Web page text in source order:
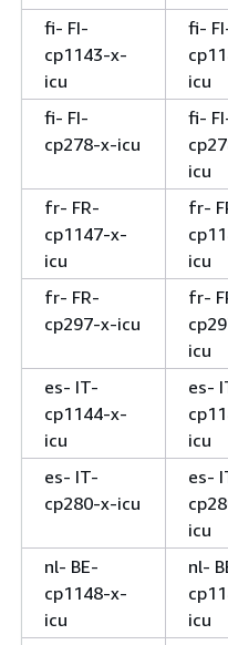
fi- FI-
cp1143-x-
icu
fi-
icu
fi- FI-
cp278-x-icu
fi-
icu
fr- FR-
cp1147-x-
icu
fr-
icu
fr- FR-
cp297-x-icu
fr-
icu
es- IT-
cp1144-x-
icu
es-
icu
es- IT-
cp280-x-icu
es-
icu
nl- BE-
cp1148-x-
icu
nl-
icu